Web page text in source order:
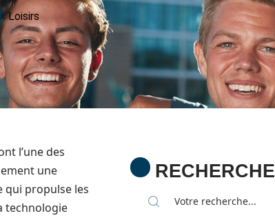
Loisirs
l’une des
une
qui propulse les
technologie
RECHERCHE